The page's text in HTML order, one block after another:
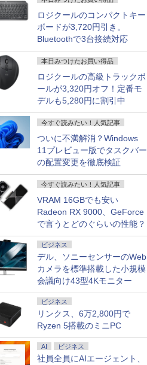
ロジクールのコンパクトキー
ボードが3,720円引き。
Bluetoothで3台接続対応
本日みつけたお買い得品
ロジクールの高級トラックボ
ールが3,320円オフ！定番モ
デルも5,280円に割引中
今すぐ読みたい！人気記事
ついに不満解消？Windows
11プレビュー版でタスクバー
の配置変更を徹底検証
今すぐ読みたい！人気記事
VRAM 16GBでも安い
Radeon RX 9000、GeForce
で言うとどのぐらいの性能？
ビジネス
デル、ソニーセンサーのWeb
カメラを標準搭載した小規模
会議向け43型4Kモニター
ビジネス
リンクス、6万2,800円で
Ryzen 5搭載のミニPC
AI ビジネス
社員全員にAIエージェント、